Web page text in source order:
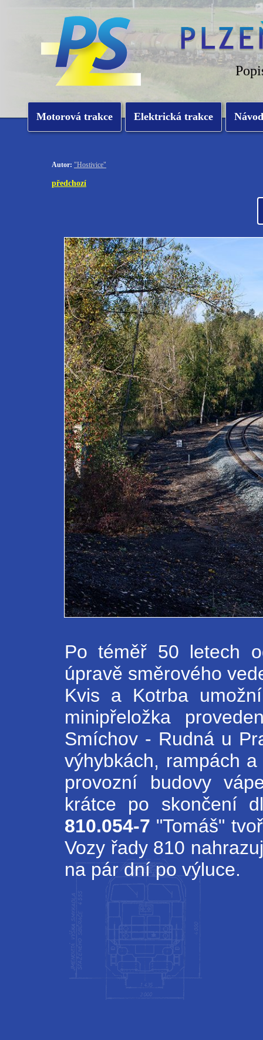
Motorová trakce Elektrická trakce
Autor: "Hostivice"
předchozí
Po téměř 50 letech
úpravě směrového
Kvis a Kotrba
minipřeložka
Smíchov - Rudná u
výhybkách, rampách
provozní budovy
krátce po skončení
810.054-7 "Tomáš"
Vozy řady 810
na pár dní po výluce.